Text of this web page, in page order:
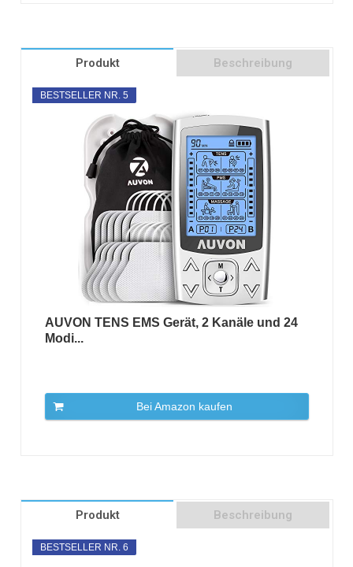
Produkt Beschreibung
BESTSELLER NR. 5
AUVON TENS EMS Gerät, 2 Kanäle und 24
Modi...
Bei Amazon kaufen
Produkt Beschreibung
BESTSELLER NR. 6